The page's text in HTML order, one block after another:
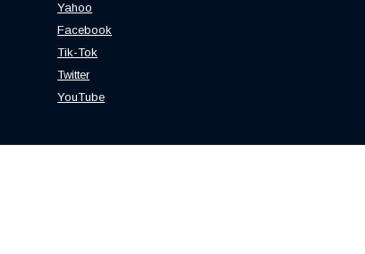
Yahoo
Facebook
Tik-Tok
Twitter
YouTube